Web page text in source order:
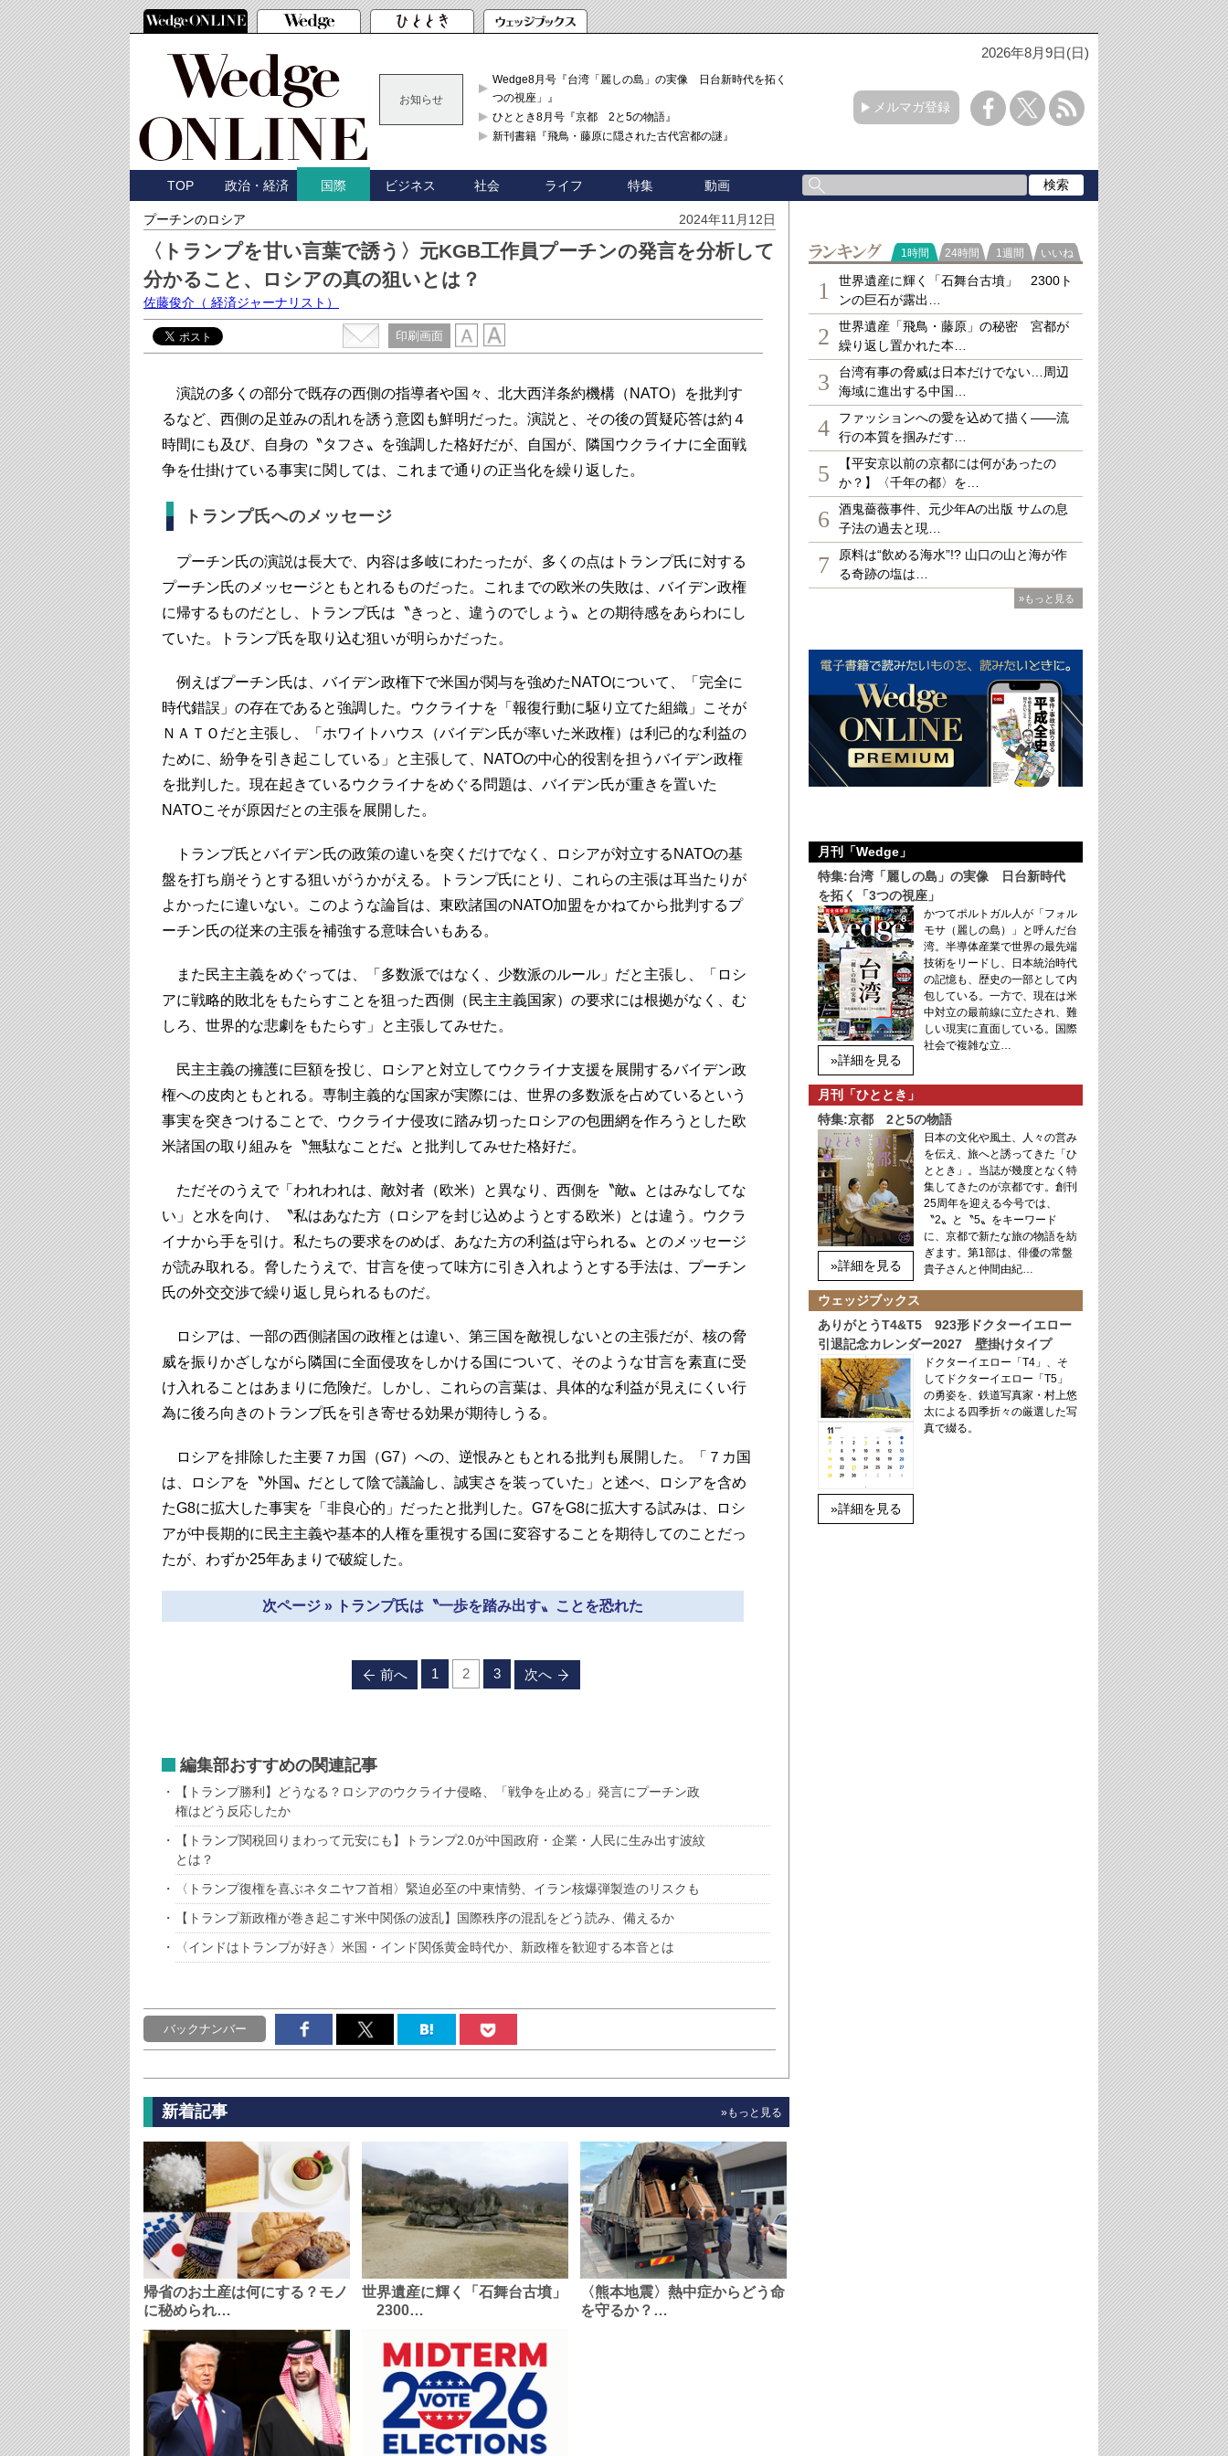
2026年8月9日(日)
お知らせ
Wedge8月号『台湾「麗しの島」の実像 日台新時代を拓く「3
つの視座」』
ひととき8月号『京都 2と5の物語』
新刊書籍『飛鳥・藤原に隠された古代宮都の謎』
メルマガ登録
TOP 政治・経済 国際 ビジネス 社会 ライフ 特集 動画
プーチンのロシア 2024年11月12日
〈トランプを甘い言葉で誘う〉元KGB工作員プーチンの発言を分析して
分かること、ロシアの真の狙いとは？
佐藤俊介 （ 経済ジャーナリスト）
印刷画面
演説の多くの部分で既存の西側の指導者や国々、北大西洋条約機構（NATO）を批判す
るなど、西側の足並みの乱れを誘う意図も鮮明だった。演説と、その後の質疑応答は約４
時間にも及び、自身の〝タフさ〟を強調した格好だが、自国が、隣国ウクライナに全面戦
争を仕掛けている事実に関しては、これまで通りの正当化を繰り返した。
トランプ氏へのメッセージ
プーチン氏の演説は長大で、内容は多岐にわたったが、多くの点はトランプ氏に対する
プーチン氏のメッセージともとれるものだった。これまでの欧米の失敗は、バイデン政権
に帰するものだとし、トランプ氏は〝きっと、違うのでしょう〟との期待感をあらわにし
ていた。トランプ氏を取り込む狙いが明らかだった。
例えばプーチン氏は、バイデン政権下で米国が関与を強めたNATOについて、「完全に
時代錯誤」の存在であると強調した。ウクライナを「報復行動に駆り立てた組織」こそが
ＮＡＴＯだと主張し、「ホワイトハウス（バイデン氏が率いた米政権）は利己的な利益の
ために、紛争を引き起こしている」と主張して、NATOの中心的役割を担うバイデン政権
を批判した。現在起きているウクライナをめぐる問題は、バイデン氏が重きを置いた
NATOこそが原因だとの主張を展開した。
トランプ氏とバイデン氏の政策の違いを突くだけでなく、ロシアが対立するNATOの基
盤を打ち崩そうとする狙いがうかがえる。トランプ氏にとり、これらの主張は耳当たりが
よかったに違いない。このような論旨は、東欧諸国のNATO加盟をかねてから批判するプ
ーチン氏の従来の主張を補強する意味合いもある。
また民主主義をめぐっては、「多数派ではなく、少数派のルール」だと主張し、「ロシ
アに戦略的敗北をもたらすことを狙った西側（民主主義国家）の要求には根拠がなく、む
しろ、世界的な悲劇をもたらす」と主張してみせた。
民主主義の擁護に巨額を投じ、ロシアと対立してウクライナ支援を展開するバイデン政
権への皮肉ともとれる。専制主義的な国家が実際には、世界の多数派を占めているという
事実を突きつけることで、ウクライナ侵攻に踏み切ったロシアの包囲網を作ろうとした欧
米諸国の取り組みを〝無駄なことだ〟と批判してみせた格好だ。
ただそのうえで「われわれは、敵対者（欧米）と異なり、西側を〝敵〟とはみなしてな
い」と水を向け、〝私はあなた方（ロシアを封じ込めようとする欧米）とは違う。ウクラ
イナから手を引け。私たちの要求をのめば、あなた方の利益は守られる〟とのメッセージ
が読み取れる。脅したうえで、甘言を使って味方に引き入れようとする手法は、プーチン
氏の外交交渉で繰り返し見られるものだ。
ロシアは、一部の西側諸国の政権とは違い、第三国を敵視しないとの主張だが、核の脅
威を振りかざしながら隣国に全面侵攻をしかける国について、そのような甘言を素直に受
け入れることはあまりに危険だ。しかし、これらの言葉は、具体的な利益が見えにくい行
為に後ろ向きのトランプ氏を引き寄せる効果が期待しうる。
ロシアを排除した主要７カ国（G7）への、逆恨みともとれる批判も展開した。「７カ国
は、ロシアを〝外国〟だとして陰で議論し、誠実さを装っていた」と述べ、ロシアを含め
たG8に拡大した事実を「非良心的」だったと批判した。G7をG8に拡大する試みは、ロシ
アが中長期的に民主主義や基本的人権を重視する国に変容することを期待してのことだっ
たが、わずか25年あまりで破綻した。
次ページ » トランプ氏は〝一歩を踏み出す〟ことを恐れた
前へ 1 2 3 次へ
編集部おすすめの関連記事
【トランプ勝利】どうなる？ロシアのウクライナ侵略、「戦争を止める」発言にプーチン政
権はどう反応したか
【トランプ関税回りまわって元安にも】トランプ2.0が中国政府・企業・人民に生み出す波紋
とは？
〈トランプ復権を喜ぶネタニヤフ首相〉緊迫必至の中東情勢、イラン核爆弾製造のリスクも
【トランプ新政権が巻き起こす米中関係の波乱】国際秩序の混乱をどう読み、備えるか
〈インドはトランプが好き〉米国・インド関係黄金時代か、新政権を歓迎する本音とは
バックナンバー
新着記事 »もっと見る
帰省のお土産は何にする？モノ
に秘められ…
世界遺産に輝く「石舞台古墳」
2300…
〈熊本地震〉熱中症からどう命
を守るか？…
ランキング
1時間 24時間 1週間 いいね
1
世界遺産に輝く「石舞台古墳」 2300ト
ンの巨石が露出…
2
世界遺産「飛鳥・藤原」の秘密 宮都が
繰り返し置かれた本…
3
台湾有事の脅威は日本だけでない…周辺
海域に進出する中国…
4
ファッションへの愛を込めて描く――流
行の本質を掴みだす…
5
【平安京以前の京都には何があったの
か？】〈千年の都〉を…
6
酒鬼薔薇事件、元少年Aの出版 サムの息
子法の過去と現…
7
原料は“飲める海水”!? 山口の山と海が作
る奇跡の塩は…
»もっと見る
月刊「Wedge」
特集:台湾「麗しの島」の実像 日台新時代
を拓く「3つの視座」
»詳細を見る
かつてポルトガル人が「フォル
モサ（麗しの島）」と呼んだ台
湾。半導体産業で世界の最先端
技術をリードし、日本統治時代
の記憶も、歴史の一部として内
包している。一方で、現在は米
中対立の最前線に立たされ、難
しい現実に直面している。国際
社会で複雑な立…
月刊「ひととき」
特集:京都 2と5の物語
»詳細を見る
日本の文化や風土、人々の営み
を伝え、旅へと誘ってきた「ひ
ととき」。当誌が幾度となく特
集してきたのが京都です。創刊
25周年を迎える今号では、
〝2〟と〝5〟をキーワード
に、京都で新たな旅の物語を紡
ぎます。第1部は、俳優の常盤
貴子さんと仲間由紀…
ウェッジブックス
ありがとうT4&T5 923形ドクターイエロー
引退記念カレンダー2027 壁掛けタイプ
»詳細を見る
ドクターイエロー「T4」、そ
してドクターイエロー「T5」
の勇姿を、鉄道写真家・村上悠
太による四季折々の厳選した写
真で綴る。